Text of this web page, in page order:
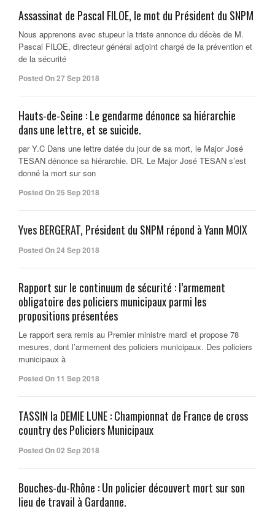
Assassinat de Pascal FILOE, le mot du Président du SNPM
Nous apprenons avec stupeur la triste annonce du décès de M.
Pascal FILOE, directeur général adjoint chargé de la prévention et
de la sécurité
Posted On 27 Sep 2018
Hauts-de-Seine : Le gendarme dénonce sa hiérarchie
dans une lettre, et se suicide.
par Y.C Dans une lettre datée du jour de sa mort, le Major José
TESAN dénonce sa hiérarchie. DR. Le Major José TESAN s’est
donné la mort sur son
Posted On 25 Sep 2018
Yves BERGERAT, Président du SNPM répond à Yann MOIX
Posted On 24 Sep 2018
Rapport sur le continuum de sécurité : l’armement
obligatoire des policiers municipaux parmi les
propositions présentées
Le rapport sera remis au Premier ministre mardi et propose 78
mesures, dont l’armement des policiers municipaux. Des policiers
municipaux à
Posted On 11 Sep 2018
TASSIN la DEMIE LUNE : Championnat de France de cross
country des Policiers Municipaux
Posted On 02 Sep 2018
Bouches-du-Rhône : Un policier découvert mort sur son
lieu de travail à Gardanne.